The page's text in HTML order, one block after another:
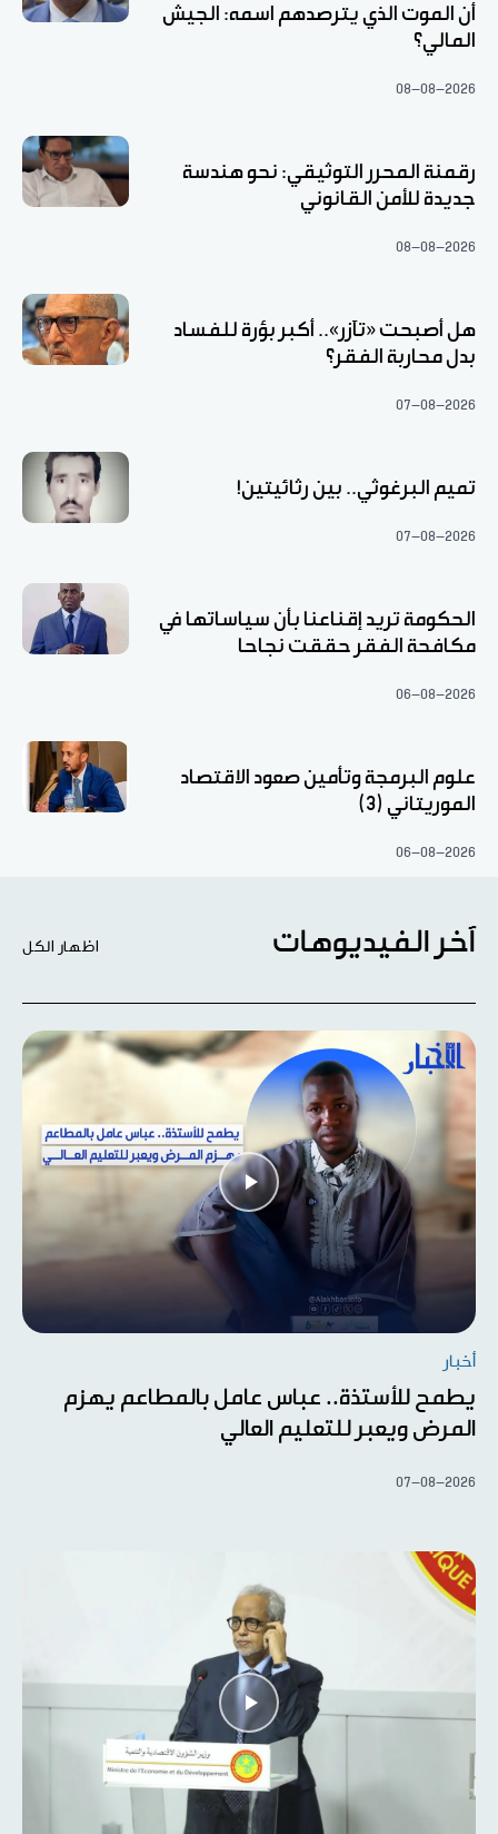
أن الموت الذي يترصدهم اسمه: الجيش
المالي؟
08-08-2026
رقمنة المحرر التوثيقي: نحو هندسة
جديدة للأمن القانوني
08-08-2026
هل أصبحت «تآزر».. أكبر بؤرة للفساد
بدل محاربة الفقر؟
07-08-2026
تميم البرغوثي.. بين رثائيتين!
07-08-2026
الحكومة تريد إقناعنا بأن سياساتها في
مكافحة الفقر حققت نجاحا
06-08-2026
علوم البرمجة وتأمين صعود الاقتصاد
الموريتاني (3)
06-08-2026
آخر الفيديوهات اظهار الكل
أخبار
يطمح للأستذة.. عباس عامل بالمطاعم يهزم
المرض ويعبر للتعليم العالي
07-08-2026